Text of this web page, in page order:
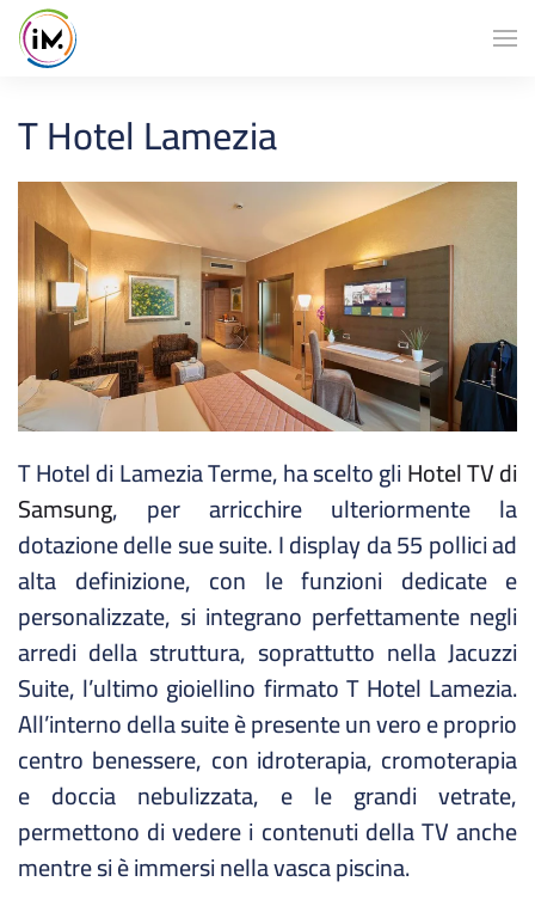
T Hotel Lamezia
T Hotel di Lamezia Terme, ha scelto gliHotel TV di
Samsung, per arricchire ulteriormente la
dotazione delle sue suite. I display da 55 pollici ad
alta definizione, con le funzioni dedicate e
personalizzate, si integrano perfettamente negli
arredi della struttura, soprattutto nella Jacuzzi
Suite, l’ultimo gioiellino firmato T Hotel Lamezia.
All’interno della suite è presente un vero e proprio
centro benessere, con idroterapia, cromoterapia
e doccia nebulizzata, e le grandi vetrate,
permettono di vedere i contenuti della TV anche
mentre si è immersi nella vasca piscina.